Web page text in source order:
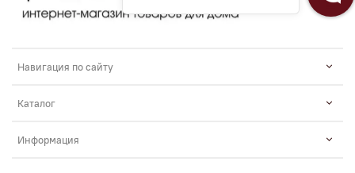
Навигация по сайту
Каталог
Информация